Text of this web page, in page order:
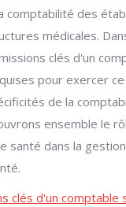
comptabilité des
médicales.
clés d'un
pour exercer
de la
ensemble le
santé dans la
clés d'un comptable